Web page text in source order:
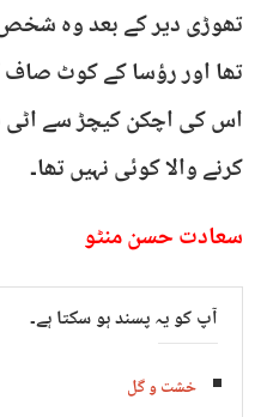
تھوڑی دیر کے بعد وہ شخص
تھا اور رؤسا کے کوٹ صاف
اس کی اچکن کیچڑ سے
کرنے والا کوئی نہیں تھا۔
سعادت حسن منٹو
آپ کو یہ پسند ہو سکتا ہے۔
خشت و گل